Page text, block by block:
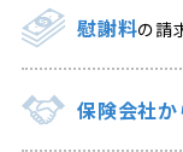
慰謝料の請
保険会社